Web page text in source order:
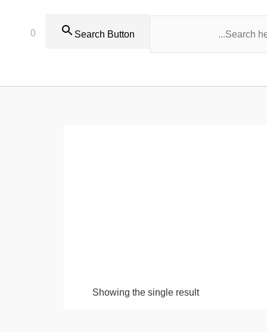
Search Button
0
Showing the single result